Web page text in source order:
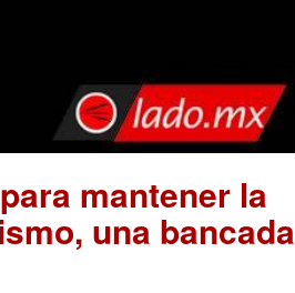
mantener la
una bancada